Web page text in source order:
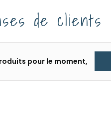
de clients
pour le moment,